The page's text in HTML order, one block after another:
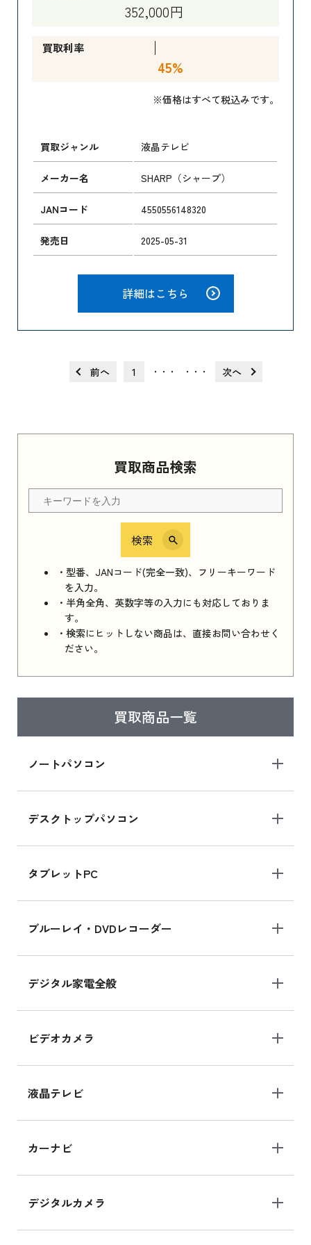
買取商品検索
検索
・型番、JANコード(完全一致)、フリーキーワード
を入力。
・半角全角、英数字等の入力にも対応しておりま
す。
・検索にヒットしない商品は、直接お問い合わせく
ださい。
買取商品一覧
ノートパソコン
デスクトップパソコン
タブレットPC
ブルーレイ・DVDレコーダー
デジタル家電全般
ビデオカメラ
液晶テレビ
カーナビ
デジタルカメラ
352,000円
買取利率
45%
※価格はすべて税込みです。
買取ジャンル 液晶テレビ
メーカー名 SHARP（シャープ）
JANコード 4550556148320
発売日 2025-05-31
詳細はこちら
前へ 1 ・・・ ・・・ 次へ